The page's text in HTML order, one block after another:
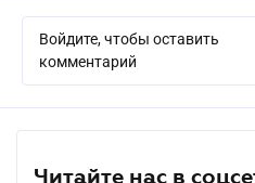
Войдите, чтобы оставить
комментарий
Читайте нас в